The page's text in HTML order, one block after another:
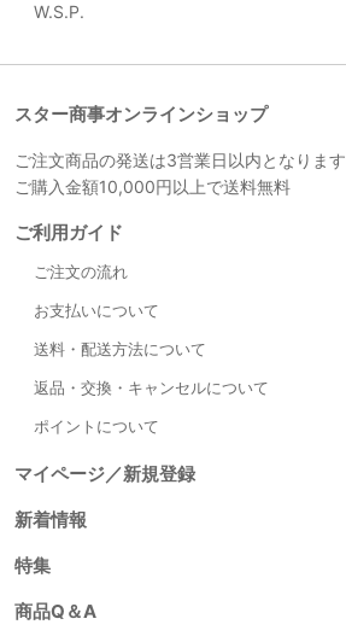
スター商事オンラインショップ
ご注文商品の発送は3営業日以内となります
ご購入金額10,000円以上で送料無料
ご利用ガイド
ご注文の流れ
お支払いについて
送料・配送方法について
返品・交換・キャンセルについて
ポイントについて
マイページ／新規登録
新着情報
特集
商品Q＆A
W.S.P.